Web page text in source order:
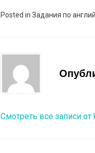
Posted inЗадания по
Смотреть все записи от